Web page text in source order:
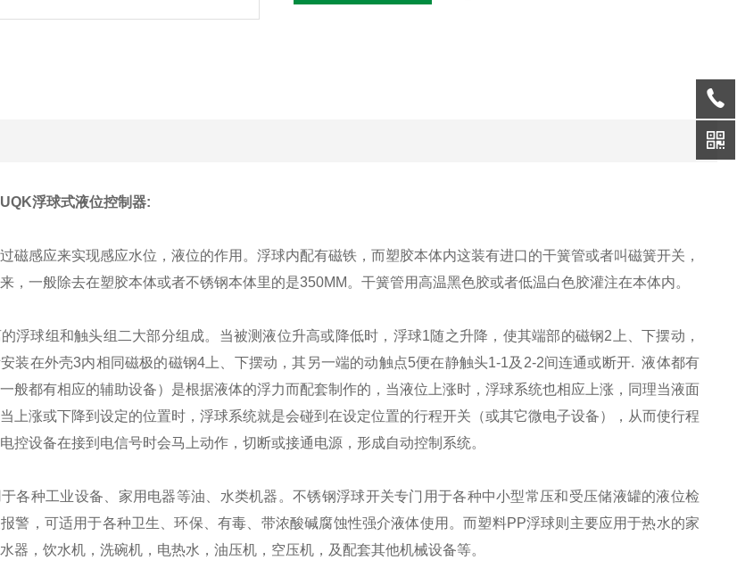
浮球式液位控制器:
磁感应来实现感应水位，液位的作用。浮球内配有磁铁，而塑胶本体内这装有进口的干簧管或者叫磁簧开关，
，一般除去在塑胶本体或者不锈钢本体里的是350MM。干簧管用高温黑色胶或者低温白色胶灌注在本体内。
浮球组和触头组二大部分组成。当被测液位升高或降低时，浮球1随之升降，使其端部的磁钢2上、下摆动，
装在外壳3内相同磁极的磁钢4上、下摆动，其另一端的动触点5便在静触头1-1及2-2间连通或断开. 液体都有
般都有相应的辅助设备）是根据液体的浮力而配套制作的，当液位上涨时，浮球系统也相应上涨，同理当液面
上涨或下降到设定的位置时，浮球系统就是会碰到在设定位置的行程开关（或其它微电子设备），从而使行程
控设备在接到电信号时会马上动作，切断或接通电源，形成自动控制系统。
各种工业设备、家用电器等油、水类机器。不锈钢浮球开关专门用于各种中小型常压和受压储液罐的液位检
警，可适用于各种卫生、环保、有毒、带浓酸碱腐蚀性强介液体使用。而塑料PP浮球则主要应用于热水的家
器，饮水机，洗碗机，电热水，油压机，空压机，及配套其他机械设备等。